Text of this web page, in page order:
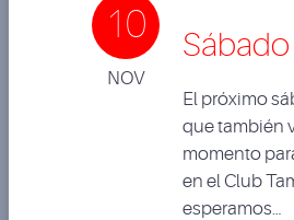
10
NOV
El próximo
que también
momento
en el Club
esperamos…